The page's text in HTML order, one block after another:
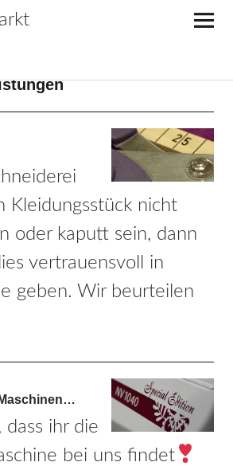
Kleidungsstück nicht
oder kaputt sein, dann
vertrauensvoll in
geben. Wir beurteilen
ihr die
bei uns findet